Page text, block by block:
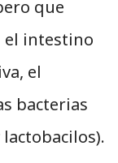
que
el intestino
el
bacterias